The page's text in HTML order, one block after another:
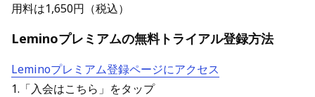
用料は1,650円（税込）
Leminoプレミアムの無料トライアル登録方法
Leminoプレミアム登録ページにアクセス
1.「入会はこちら」をタップ